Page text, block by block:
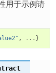
用于示例请
, ... }